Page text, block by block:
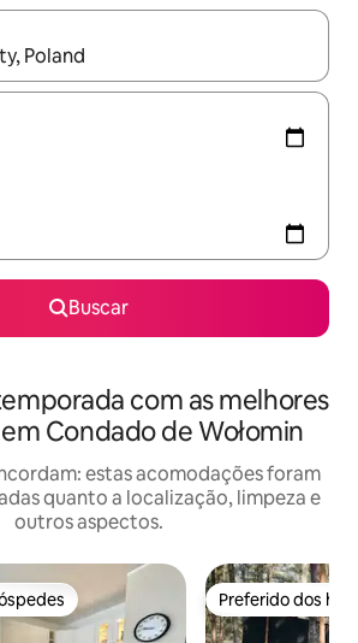
estiverem disponíveis, explore-os
Buscar
com as melhores
Condado de Wołomin
estas acomodações foram
quanto a localização, limpeza e
outros aspectos.
dos hóspedes Preferido dos
Preferido dos